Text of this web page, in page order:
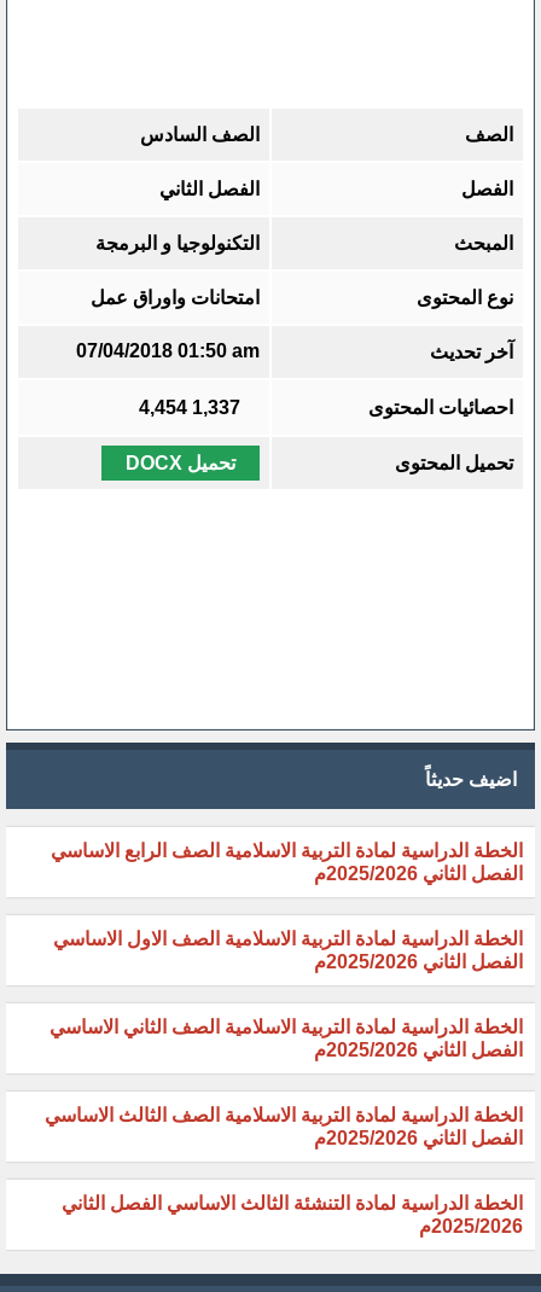
الصف الصف السادس
الفصل الفصل الثاني
المبحث التكنولوجيا و البرمجة
نوع المحتوى امتحانات واوراق عمل
آخر تحديث 07/04/2018 01:50 am
احصائيات المحتوى 1,337
4,454
تحميل المحتوى تحميل DOCX
اضيف حديثاً
الخطة الدراسية لمادة التربية الاسلامية الصف الرابع الاساسي
الفصل الثاني 2025/2026م
الخطة الدراسية لمادة التربية الاسلامية الصف الاول الاساسي
الفصل الثاني 2025/2026م
الخطة الدراسية لمادة التربية الاسلامية الصف الثاني الاساسي
الفصل الثاني 2025/2026م
الخطة الدراسية لمادة التربية الاسلامية الصف الثالث الاساسي
الفصل الثاني 2025/2026م
الخطة الدراسية لمادة التنشئة الثالث الاساسي الفصل الثاني
2025/2026م